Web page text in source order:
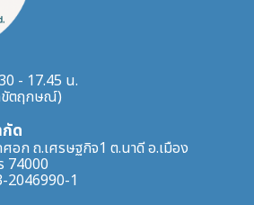
- 17.45 น.
ขัตฤกษณ์)
กัด
อก ถ.เศรษฐกิจ1 ต.นาดี อ.เมือง
74000
2046990-1